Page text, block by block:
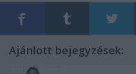
Ajánlott bejegyzések: